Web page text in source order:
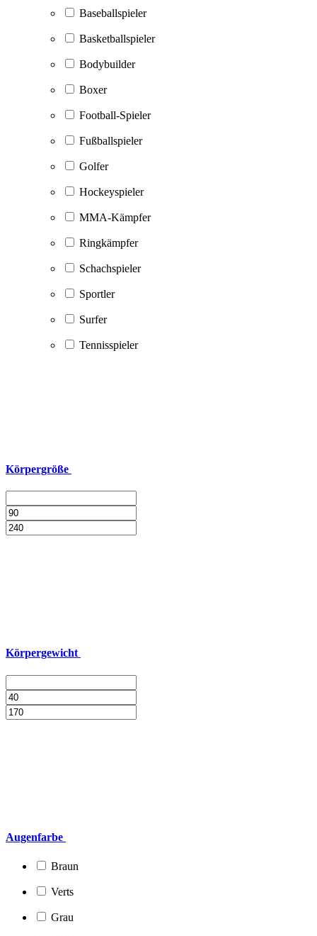
Baseballspieler
Basketballspieler
Bodybuilder
Boxer
Football-Spieler
Fußballspieler
Golfer
Hockeyspieler
MMA-Kämpfer
Ringkämpfer
Schachspieler
Sportler
Surfer
Tennisspieler
Körpergröße
Körpergewicht
Augenfarbe
Braun
Verts
Grau